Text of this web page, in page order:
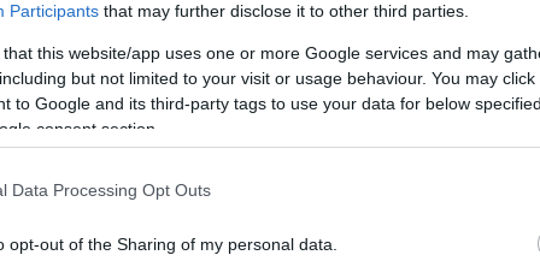
Participants that may further disclose it to other third parties.
that this website/app uses one or more Google services and may
but not limited to your visit or usage behaviour. You may
to Google and its third-party tags to use your data for below
consent section.
Data Processing Opt Outs
opt-out of the Sharing of my personal data.
17 fős csoportlétszám biztosítja azt a
miatt sok család kifejezetten ezt az
hogy öt jelentkező gyermek felvételét
tervezik.